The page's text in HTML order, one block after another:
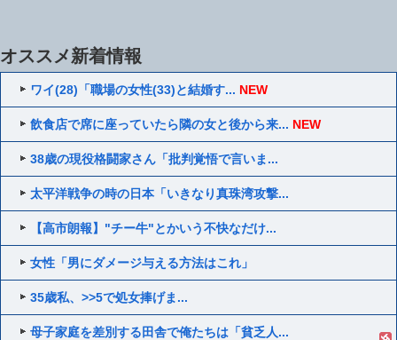
オススメ新着情報
ワイ(28)「職場の女性(33)と結婚す... NEW
飲食店で席に座っていたら隣の女と後から来... NEW
38歳の現役格闘家さん「批判覚悟で言いま...
太平洋戦争の時の日本「いきなり真珠湾攻撃...
【高市朗報】"チー牛"とかいう不快なだけ...
女性「男にダメージ与える方法はこれ」
35歳私、>>5で処女捧げま...
母子家庭を差別する田舎で俺たちは「貧乏人...